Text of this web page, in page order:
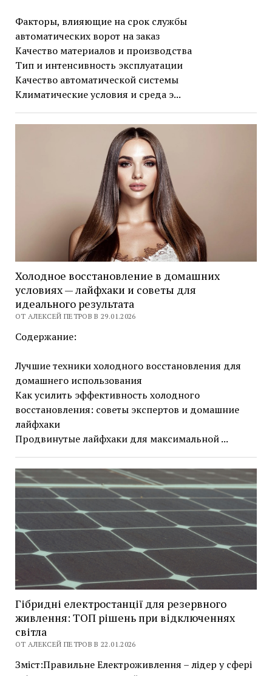
Факторы, влияющие на срок службы
автоматических ворот на заказ
Качество материалов и производства
Тип и интенсивность эксплуатации
Качество автоматической системы
Климатические условия и среда э...
Холодное восстановление в домашних
условиях — лайфхаки и советы для
идеального результата
ОТ АЛЕКСЕЙ ПЕТРОВ В 29.01.2026
Содержание:
Лучшие техники холодного восстановления для
домашнего использования
Как усилить эффективность холодного
восстановления: советы экспертов и домашние
лайфхаки
Продвинутые лайфхаки для максимальной ...
Гібридні електростанції для резервного
живлення: ТОП рішень при відключеннях
світла
ОТ АЛЕКСЕЙ ПЕТРОВ В 22.01.2026
Зміст:Правильне Електроживлення – лідер у сфері